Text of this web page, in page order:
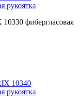
фибергласовая